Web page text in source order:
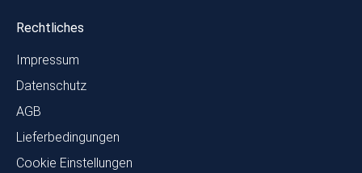
Rechtliches
Impressum
Datenschutz
AGB
Lieferbedingungen
Cookie Einstellungen